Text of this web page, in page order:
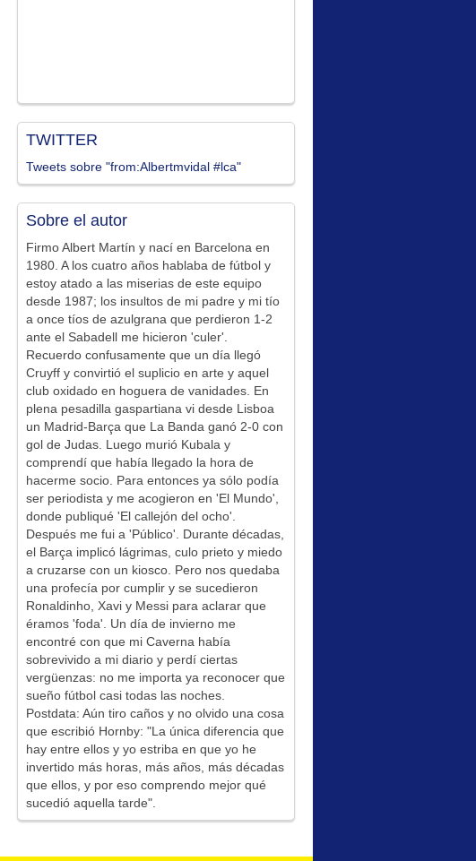
TWITTER
Tweets sobre "from:Albertmvidal #lca"
Sobre el autor
Firmo Albert Martín y nací en Barcelona en
1980. A los cuatro años hablaba de fútbol y
estoy atado a las miserias de este equipo
desde 1987; los insultos de mi padre y mi tío
a once tíos de azulgrana que perdieron 1-2
ante el Sabadell me hicieron 'culer'.
Recuerdo confusamente que un día llegó
Cruyff y convirtió el suplicio en arte y aquel
club oxidado en hoguera de vanidades. En
plena pesadilla gaspartiana vi desde Lisboa
un Madrid-Barça que La Banda ganó 2-0 con
gol de Judas. Luego murió Kubala y
comprendí que había llegado la hora de
hacerme socio. Para entonces ya sólo podía
ser periodista y me acogieron en 'El Mundo',
donde publiqué 'El callejón del ocho'.
Después me fui a 'Público'. Durante décadas,
el Barça implicó lágrimas, culo prieto y miedo
a cruzarse con un kiosco. Pero nos quedaba
una profecía por cumplir y se sucedieron
Ronaldinho, Xavi y Messi para aclarar que
éramos 'foda'. Un día de invierno me
encontré con que mi Caverna había
sobrevivido a mi diario y perdí ciertas
vergüenzas: no me importa ya reconocer que
sueño fútbol casi todas las noches.
Postdata: Aún tiro caños y no olvido una cosa
que escribió Hornby: "La única diferencia que
hay entre ellos y yo estriba en que yo he
invertido más horas, más años, más décadas
que ellos, y por eso comprendo mejor qué
sucedió aquella tarde".